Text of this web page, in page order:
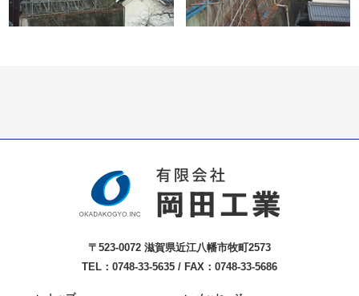
〒523-0072 滋賀県近江八幡市牧町2573
TEL：0748-33-5635 / FAX：0748-33-5686